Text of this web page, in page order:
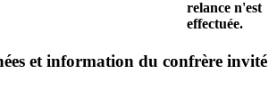
relance n'est
effectuée.
et information du confrère invité